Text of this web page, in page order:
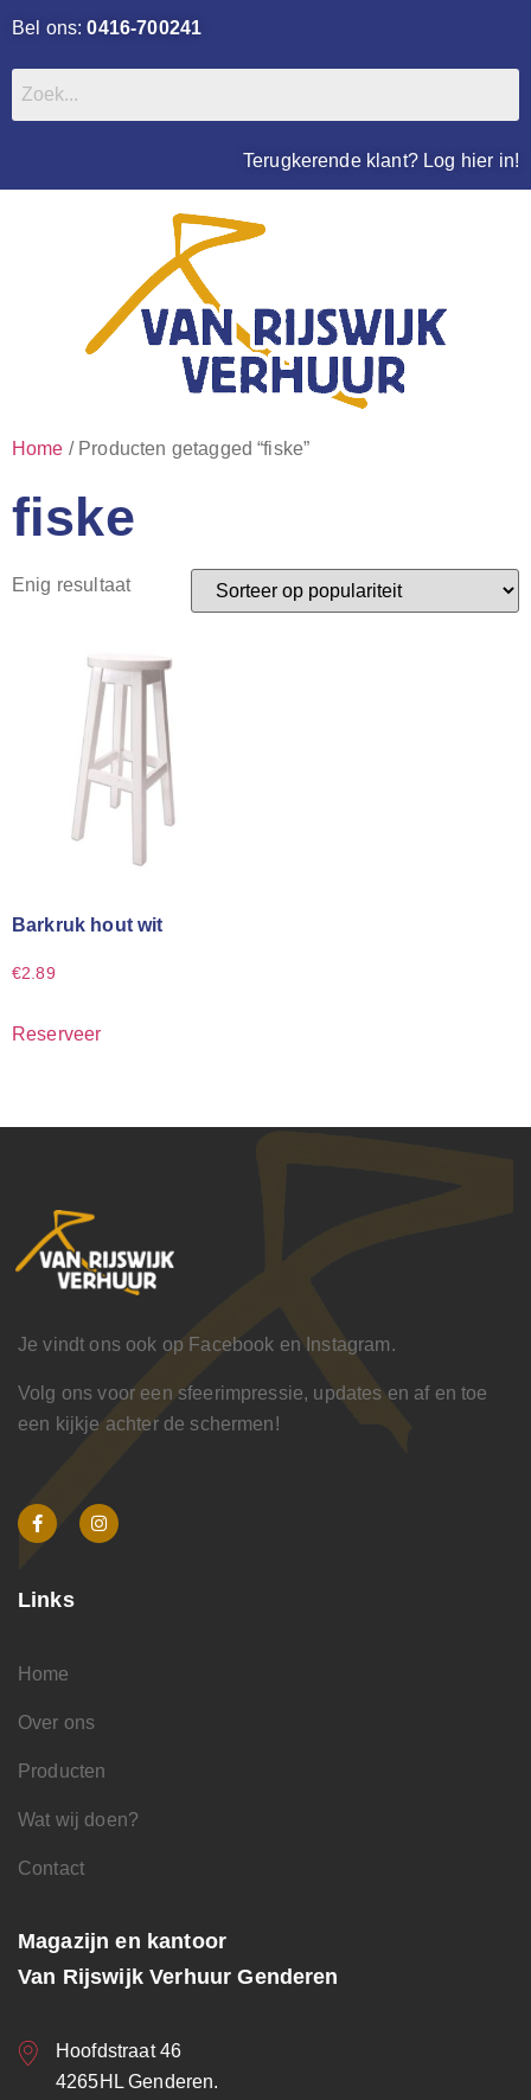
Bel ons:0416-700241
Terugkerende klant? Log hier in!
Home / Producten getagged “fiske”
fiske
Enig resultaat
Barkruk hout wit
€2.89
Reserveer
Je vindt ons ook op Facebook en Instagram.
Volg ons voor een sfeerimpressie, updates en af en toe
een kijkje achter de schermen!
Links
Home
Over ons
Producten
Wat wij doen?
Contact
Magazijn en kantoor
Van Rijswijk Verhuur Genderen
Hoofdstraat 46
4265HL Genderen.